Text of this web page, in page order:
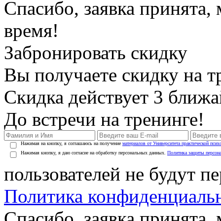
Спасибо, заявка
время!
Забронировать скидку
Вы получаете скидку на
Скидка действует 3
До встречи на тренинге!
Нажимая на кнопку, я соглашаюсь на получение материалов от Университета практической
Нажимая кнопку, я даю согласие на обработку персональных данных. Политика защиты
пользователей не будут
Политика